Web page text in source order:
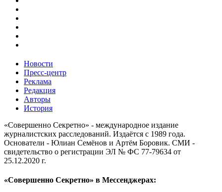
Новости
Пресс-центр
Реклама
Редакция
Авторы
История
«Совершенно Секретно» - международное издание
журналистских расследований. Издаётся с 1989 года.
Основатели - Юлиан Семёнов и Артём Боровик. CМИ -
свидетельство о регистрации ЭЛ № ФС 77-79634 от
25.12.2020 г.
«Совершенно Секретно» в Мессенджерах: